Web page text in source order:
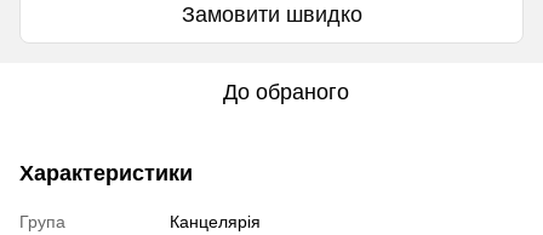
Замовити швидко
До обраного
Характеристики
Група
Канцелярія